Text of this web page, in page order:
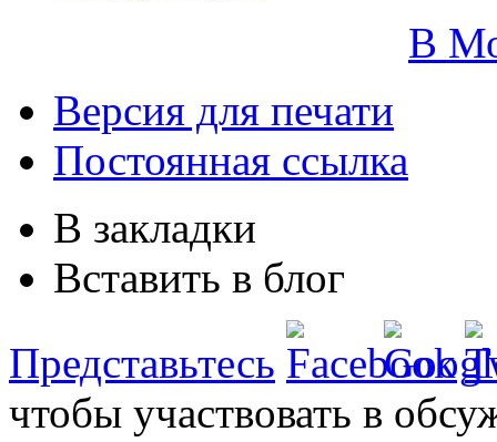
В
Версия для печати
Постоянная ссылка
В закладки
Вставить в блог
Представьтесь
чтобы участвовать в